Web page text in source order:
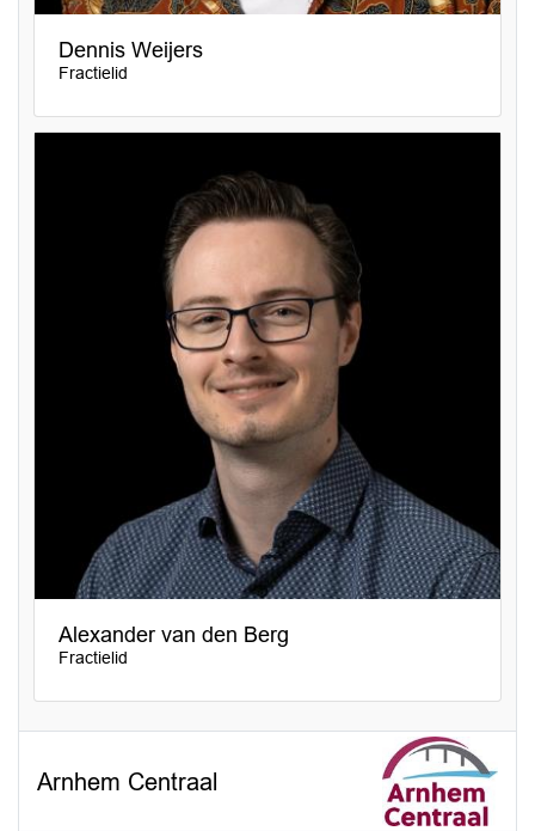
Dennis Weijers
Fractielid
Alexander van den Berg
Fractielid
Arnhem Centraal